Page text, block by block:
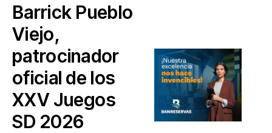
Barrick Pueblo
Viejo,
patrocinador
oficial de los
XXV Juegos
SD 2026